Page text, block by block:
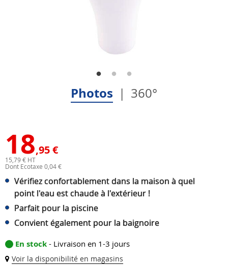
Photos 360°
18,95 €
15,79 € HT
Dont Ecotaxe 0,04 €
Vérifiez confortablement dans la maison à quel
point l'eau est chaude à l'extérieur !
Parfait pour la piscine
Convient également pour la baignoire
En stock - Livraison en 1-3 jours
Voir la disponibilité en magasins